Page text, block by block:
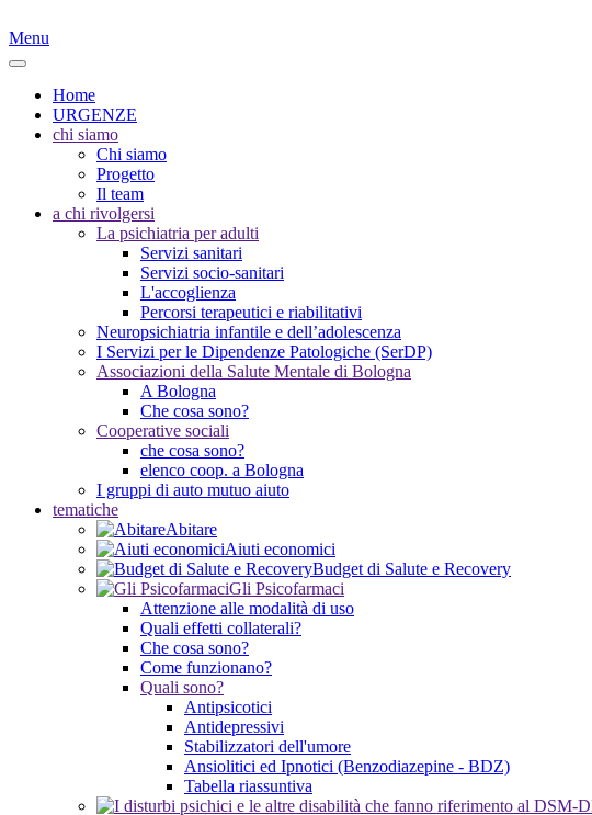
Menu
Home
URGENZE
chi siamo
Chi siamo
Progetto
Il team
a chi rivolgersi
La psichiatria per adulti
Servizi sanitari
Servizi socio-sanitari
L'accoglienza
Percorsi terapeutici e riabilitativi
Neuropsichiatria infantile e dell’adolescenza
I Servizi per le Dipendenze Patologiche (SerDP)
Associazioni della Salute Mentale di Bologna
A Bologna
Che cosa sono?
Cooperative sociali
che cosa sono?
elenco coop. a Bologna
I gruppi di auto mutuo aiuto
tematiche
Abitare
Aiuti economici
Budget di Salute e Recovery
Gli Psicofarmaci
Attenzione alle modalità di uso
Quali effetti collaterali?
Che cosa sono?
Come funzionano?
Quali sono?
Antipsicotici
Antidepressivi
Stabilizzatori dell'umore
Ansiolitici ed Ipnotici (Benzodiazepine - BDZ)
Tabella riassuntiva